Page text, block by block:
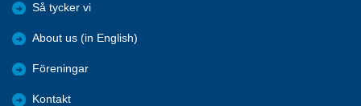
Så tycker vi
About us (in English)
Föreningar
Kontakt